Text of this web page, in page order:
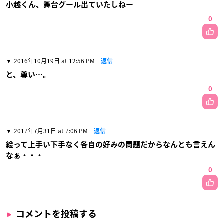
小越くん、舞台グール出ていたしねー
0
2016年10月19日 at 12:56 PM 返信
と、尊い…。
0
2017年7月31日 at 7:06 PM 返信
絵って上手い下手なく各自の好みの問題だからなんとも言えん
なぁ・・・
0
コメントを投稿する